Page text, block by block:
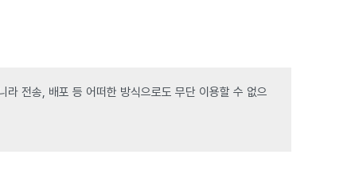
전송, 배포 등 어떠한 방식으로도 무단 이용할 수 없으